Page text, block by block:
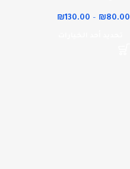
₪80.00
–
₪130.00